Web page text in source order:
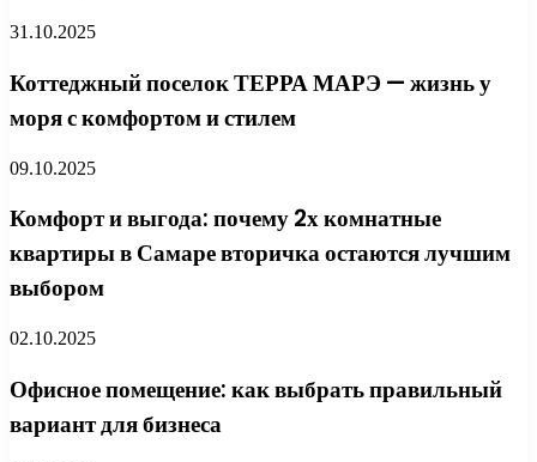
31.10.2025
Коттеджный поселок ТЕРРА МАРЭ — жизнь у
моря с комфортом и стилем
09.10.2025
Комфорт и выгода: почему 2х комнатные
квартиры в Самаре вторичка остаются лучшим
выбором
02.10.2025
Офисное помещение: как выбрать правильный
вариант для бизнеса